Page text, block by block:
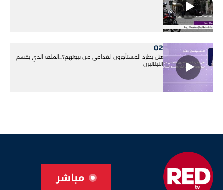
02
هل يطرد المستأجرون القدامى من بيوتهم؟...الملف الذي يقسم
اللبنانيين
مباشر